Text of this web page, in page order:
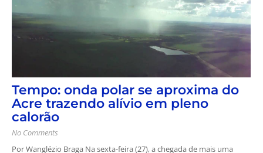
Tempo: onda polar se aproxima do
Acre trazendo alívio em pleno
calorão
No Comments
Por Wanglézio Braga Na sexta-feira (27), a chegada de mais uma